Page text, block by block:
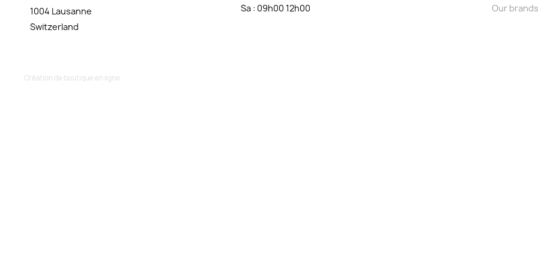
1004 Lausanne
Switzerland
Sa : 09h00 12h00 Our
Création de boutique en ligne